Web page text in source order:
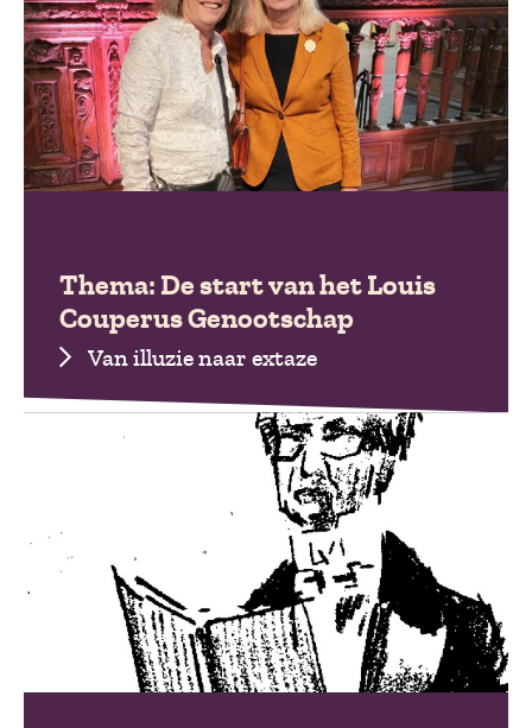
Thema: De start van het Louis
Couperus Genootschap
Van illuzie naar extaze